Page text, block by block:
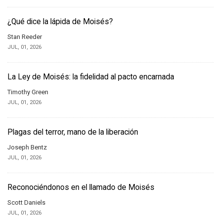
¿Qué dice la lápida de Moisés?
Stan Reeder
JUL, 01, 2026
La Ley de Moisés: la fidelidad al pacto encarnada
Timothy Green
JUL, 01, 2026
Plagas del terror, mano de la liberación
Joseph Bentz
JUL, 01, 2026
Reconociéndonos en el llamado de Moisés
Scott Daniels
JUL, 01, 2026